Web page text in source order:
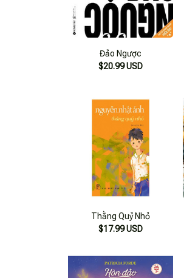
Đảo Ngược
$20.99 USD
Thằng Quỷ Nhỏ
$17.99 USD